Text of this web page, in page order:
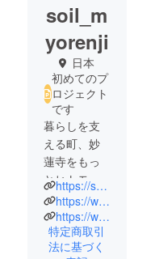
soil_m
yorenji
日本
初めてのプ
ロジェクト
です
暮らしを支
える町、妙
蓮寺をもっ
とヒトモノ
コトが循環
する場所に
したい。
住んでいる
https://soil-kitchen-workroom.my.canva.site/
https://www.instagram.com/soil.myorenji/
https://www.youtube.com/watch?v=L1rHUhL7LZ0
特定商取引
法に基づく